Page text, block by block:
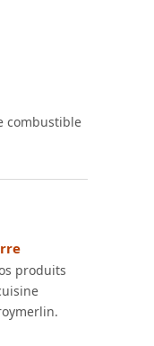
combustible
produits